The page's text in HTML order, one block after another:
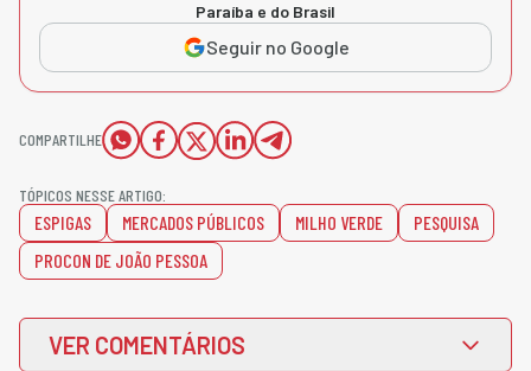
Paraíba e do Brasil
Seguir no Google
COMPARTILHE
TÓPICOS NESSE ARTIGO:
ESPIGAS MERCADOS PÚBLICOS MILHO VERDE
PESQUISA
PROCON DE JOÃO PESSOA
VER COMENTÁRIOS